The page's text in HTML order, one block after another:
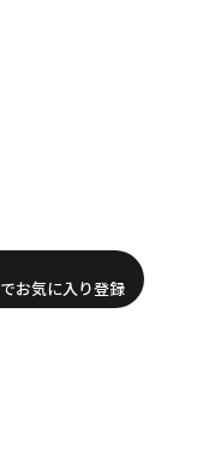
お気に入り登録